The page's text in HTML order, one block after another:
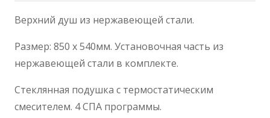
Верхний душ из нержавеющей стали.
Размер: 850 x 540мм. Установочная часть из
нержавеющей стали в комплекте.
Стеклянная подушка с термостатическим
смесителем. 4 СПА программы.